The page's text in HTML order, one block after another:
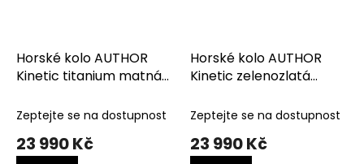
Horské kolo AUTHOR
Kinetic titanium matná-
Zeptejte se na dostupnost
23 990 Kč
Horské kolo AUTHOR
Kinetic zelenozlatá
Zeptejte se na dostupnost
23 990 Kč